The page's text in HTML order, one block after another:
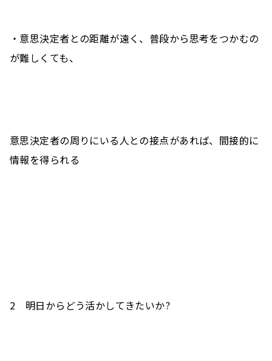
・意思決定者との距離が遠く、普段から思考をつかむの
が難しくても、
意思決定者の周りにいる人との接点があれば、間接的に
情報を得られる
2　明日からどう活かしてきたいか?